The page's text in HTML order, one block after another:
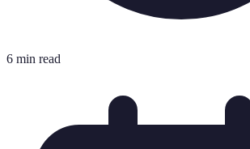
6 min read